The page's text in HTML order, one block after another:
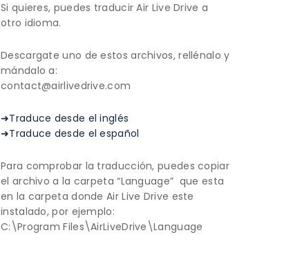
Si quieres, puedes traducir Air Live Drive a
otro idioma.
Descargate uno de estos archivos, rellénalo y
mándalo a:
contact@airlivedrive.com
➜Traduce desde el inglés
➜Traduce desde el español
Para comprobar la traducción, puedes copiar
el archivo a la carpeta “Language” que esta
en la carpeta donde Air Live Drive este
instalado, por ejemplo:
C:\Program Files\AirLiveDrive\Language